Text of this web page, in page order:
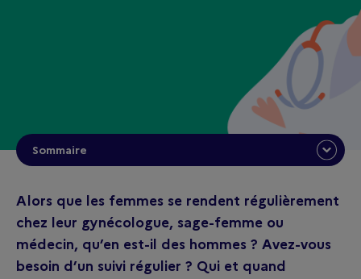
Sommaire
Alors que les femmes se rendent régulièrement
chez leur gynécologue, sage-femme ou
médecin, qu’en est-il des hommes ? Avez-vous
besoin d’un suivi régulier ? Qui et quand